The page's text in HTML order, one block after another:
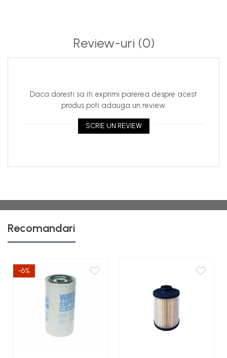
Review-uri (0)
Daca doresti sa iti exprimi parerea despre acest
produs poti adauga un review.
SCRIE UN REVIEW
Recomandari
-6%